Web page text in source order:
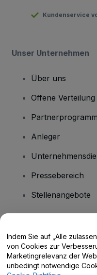
Kundenservice
Unser Unternehmen
Über uns
Offene Verteilung
Partnerprogramm
Anleger
Pressebereich
Stellenangebote
Hilfe-Center /
Indem Sie auf „Alle
von Cookies zur
Marketingrelevanz der Website zu. Ansonsten
unbedingt notwendige